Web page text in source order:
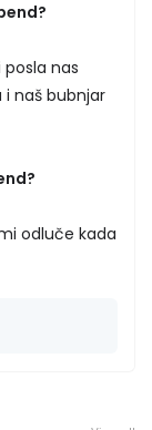
nas
naš bubnjar
odluče kada